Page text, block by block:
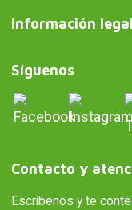
Información legal
Síguenos
Contacto y
Escríbenos y te